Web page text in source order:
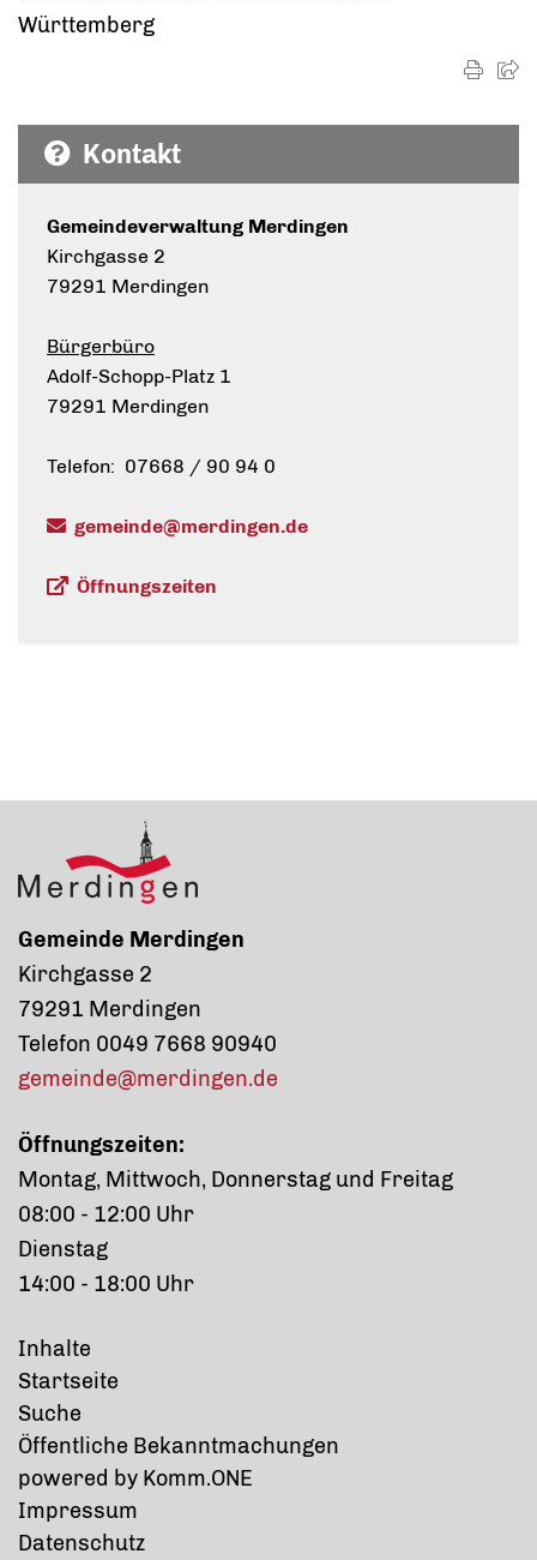
Württemberg
Kontakt
Gemeindeverwaltung Merdingen
Kirchgasse 2
79291 Merdingen
Bürgerbüro
Adolf-Schopp-Platz 1
79291 Merdingen
Telefon: 07668 / 90 94 0
gemeinde@merdingen.de
Öffnungszeiten
Gemeinde Merdingen
Kirchgasse 2
79291 Merdingen
Telefon 0049 7668 90940
gemeinde@merdingen.de
Öffnungszeiten:
Montag, Mittwoch, Donnerstag und Freitag
08:00 - 12:00 Uhr
Dienstag
14:00 - 18:00 Uhr
Inhalte
Startseite
Suche
Öffentliche Bekanntmachungen
powered by Komm.ONE
Impressum
Datenschutz